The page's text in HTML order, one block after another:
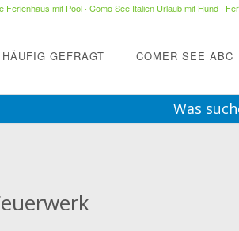
Ferienhaus mit Pool· Como See Italien Urlaub mit Hund·
HÄUFIG GEFRAGT COMER SEE ABC
Was